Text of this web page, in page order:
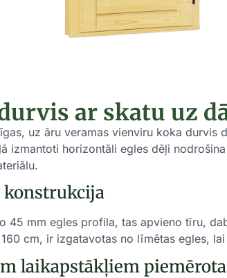
ar skatu uz
uz āru veramas vienviru koka durvis
izmantoti horizontāli egles dēļi
45 mm egles profila, tas apvieno tīru,
cm, ir izgatavotas no līmētas egles,
laikapstākļiem